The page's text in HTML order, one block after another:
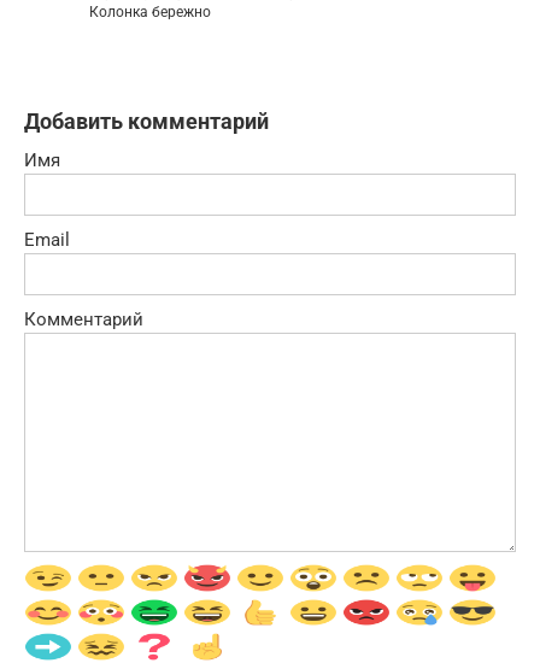
Колонка бережно
Добавить комментарий
Имя
Email
Комментарий